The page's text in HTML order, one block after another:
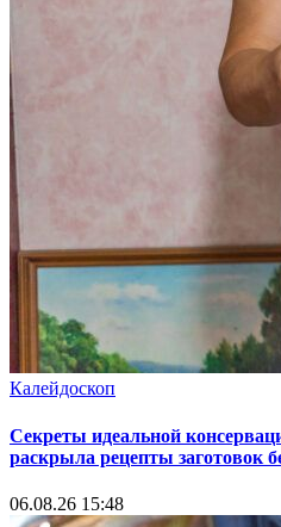
Калейдоскоп
Секреты идеальной
раскрыла рецепты заготовок
06.08.26 15:48